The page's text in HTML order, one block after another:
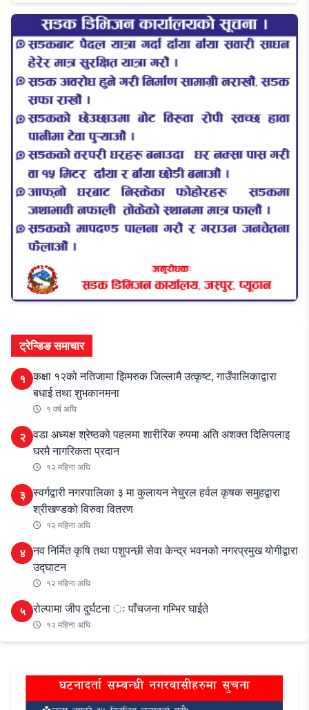
ट्रेन्डिङ समाचार
१ कक्षा १२को नतिजामा झिमरुक जिल्लामै उत्कृष्ट, गाउँपालिकाद्वारा
बधाई तथा शुभकानमना
१ वर्ष अघि
२ वडा अध्यक्ष श्रेष्ठको पहलमा शारीरिक रुपमा अति अशक्त दिलिपलाइ
घरमै नागरिकता प्रदान
१२ महिना अघि
३ स्वर्गद्वारी नगरपालिका ३ मा कुलायन नेचुरल हर्वल कृषक समुहद्वारा
श्रीखण्डको विरुवा वितरण
१२ महिना अघि
४ नव निर्मित कृषि तथा पशुपन्छी सेवा केन्द्र भवनको नगरप्रमुख योगीद्वारा
उद्घाटन
१२ महिना अघि
५ रोल्पामा जीप दुर्घटना ः पाँचजना गम्भिर घाईते
१२ महिना अघि